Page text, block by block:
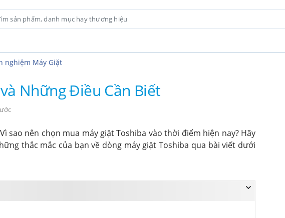
nghiệm Máy Giặt
Những Điều Cần Biết
sao nên chọn mua máy giặt Toshiba vào thời điểm hiện nay? Hãy
thắc mắc của bạn về dòng máy giặt Toshiba qua bài viết dưới